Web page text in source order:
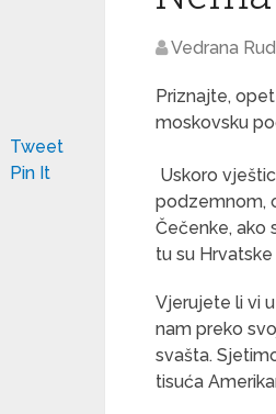
Vedrana
Priznajte,
moskovsku
Uskoro
podzemnom,
Čečenke, ako
tu su
Vjerujete li vi
nam preko
svašta.
tisuća
Tweet
Pin It